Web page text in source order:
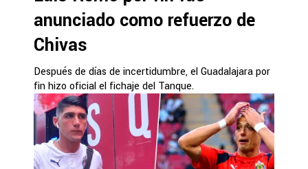
anunciado como refuerzo de
Chivas
Después de días de incertidumbre, el Guadalajara por
fin hizo oficial el fichaje del Tanque.